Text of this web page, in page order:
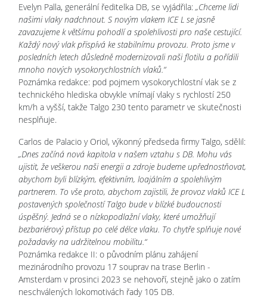
Evelyn Palla, generální ředitelka DB, se vyjádřila: „Chceme lidi
našimi vlaky nadchnout. S novým vlakem ICE L se jasně
zavazujeme k většímu pohodlí a spolehlivosti pro naše cestující.
Každý nový vlak přispívá ke stabilnímu provozu. Proto jsme v
posledních letech důsledně modernizovali naši flotilu a pořídili
mnoho nových vysokorychlostních vlaků.“
Poznámka redakce: pod pojmem vysokorychlostní vlak se z
technického hlediska obvykle vnímají vlaky s rychlostí 250
km/h a vyšší, takže Talgo 230 tento parametr ve skutečnosti
nesplňuje.
Carlos de Palacio y Oriol, výkonný předseda firmy Talgo, sdělil:
„Dnes začíná nová kapitola v našem vztahu s DB. Mohu vás
ujistit, že veškerou naši energii a zdroje budeme upřednostňovat,
abychom byli blízkým, efektivním, loajálním a spolehlivým
partnerem. To vše proto, abychom zajistili, že provoz vlaků ICE L
postavených společností Talgo bude v blízké budoucnosti
úspěšný. Jedná se o nízkopodlažní vlaky, které umožňují
bezbariérový přístup po celé délce vlaku. To chytře splňuje nové
požadavky na udržitelnou mobilitu.“
Poznámka redakce II: o původním plánu zahájení
mezinárodního provozu 17 souprav na trase Berlin -
Amsterdam v prosinci 2023 se nehovoří, stejně jako o zatím
neschválených lokomotivách řady 105 DB.